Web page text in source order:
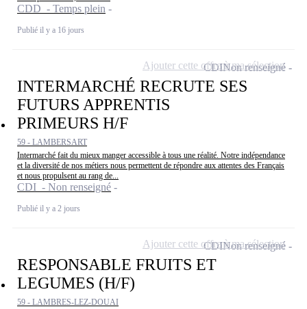
CDD - Temps plein
Publié il y a 16 jours
INTERMARCHÉ RECRUTE SES
FUTURS APPRENTIS
PRIMEURS H/F
59 - LAMBERSART
Intermarché fait du mieux manger accessible à tous une réalité. Notre indépendance
et la diversité de nos métiers nous permettent de répondre aux attentes des Français
et nous propulsent au rang de...
CDI - Non renseigné
Publié il y a 2 jours
CDINon renseigné
Ajouter cette offre à ma sélection
RESPONSABLE FRUITS ET
LEGUMES (H/F)
59 - LAMBRES-LEZ-DOUAI
CDINon renseigné
Ajouter cette offre à ma sélection